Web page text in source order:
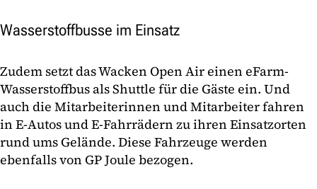
Wasserstoffbusse im Einsatz
Zudem setzt das Wacken Open Air einen eFarm-
Wasserstoffbus als Shuttle für die Gäste ein. Und
auch die Mitarbeiterinnen und Mitarbeiter fahren
in E-Autos und E-Fahrrädern zu ihren Einsatzorten
rund ums Gelände. Diese Fahrzeuge werden
ebenfalls von GP Joule bezogen.